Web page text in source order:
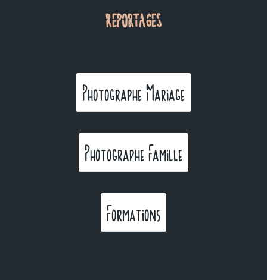
REPORTAGES
Photographe Mariage
Photographe Famille
Formations